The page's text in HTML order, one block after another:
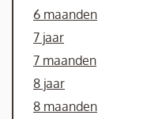
6 maanden
7 jaar
7 maanden
8 jaar
8 maanden